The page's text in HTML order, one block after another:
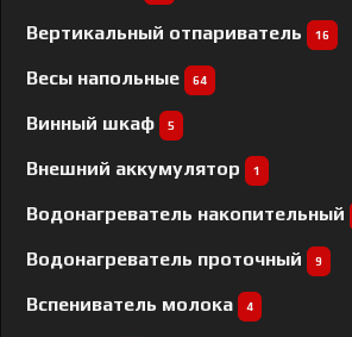
Вертикальный отпариватель 16
Весы напольные 64
Винный шкаф 5
Внешний аккумулятор 1
Водонагреватель накопительный
Водонагреватель проточный 9
Вспениватель молока 4